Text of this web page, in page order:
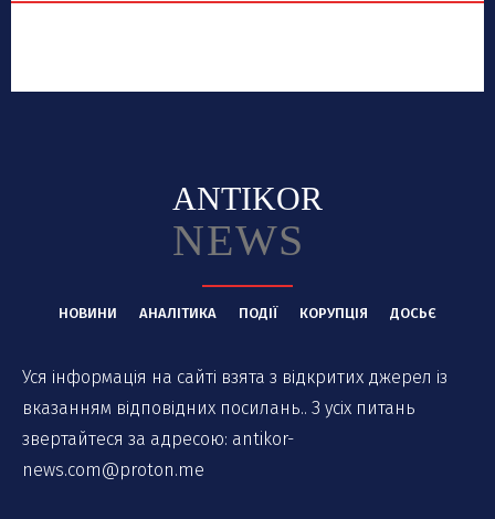
ANTIKOR
NEWS
НОВИНИ АНАЛІТИКА ПОДІЇ КОРУПЦІЯ ДОСЬЄ
Уся інформація на сайті взята з відкритих джерел із
вказанням відповідних посилань.. З усіх питань
звертайтеся за адресою: antikor-
news.com@proton.me